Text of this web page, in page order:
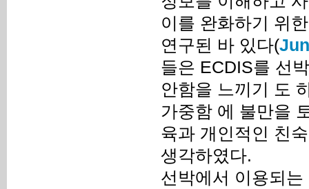
이를 완화하기 위
연구된 바 있다(
들은 ECDIS를 선
안함을 느끼기 도
가중함 에 불만을
육과 개인적인 친
생각하였다.
선박에서 이용되